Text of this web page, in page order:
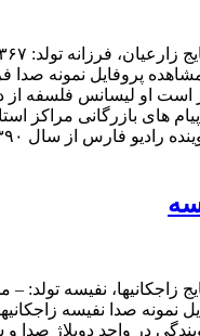
پروفایل نمونه صدا
درشیراز است او لیسانس فلسفه
های بازرگانی مراکز
زاجکانیها، نفیسه تولد: –
۳ سال گویندگی در واحد دوبلاژ